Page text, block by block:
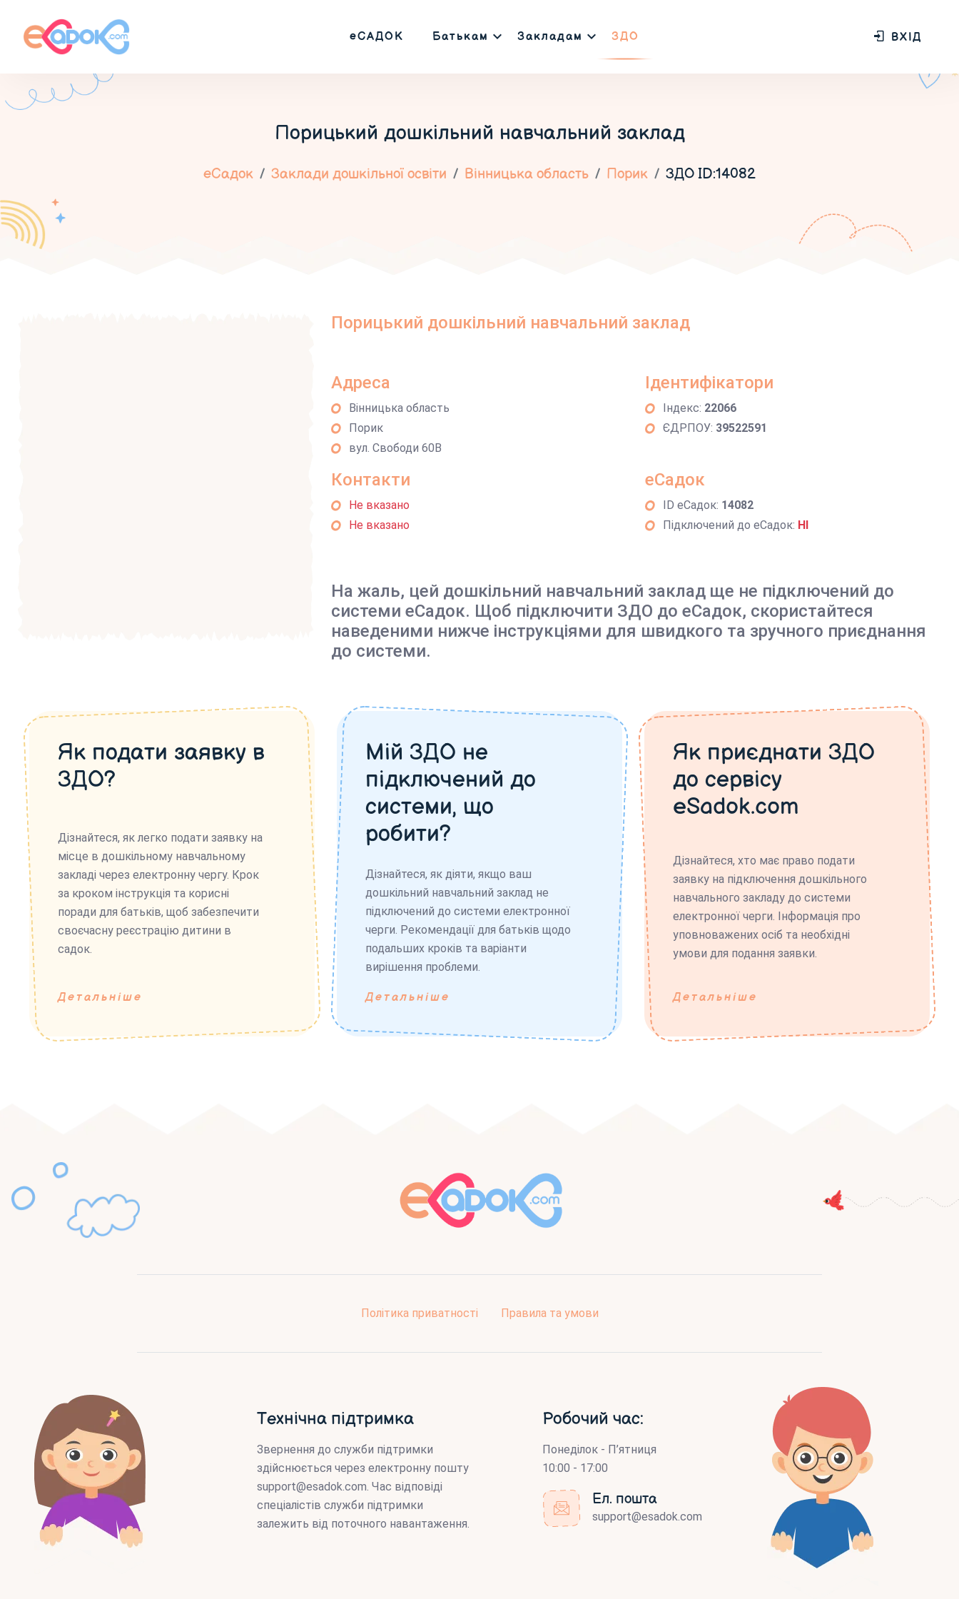
еСАДОК Батькам Закладам ЗДО ВХІД
Порицький дошкільний навчальний заклад
еСадок Заклади дошкільної освіти Вінницька область Порик ЗДО ID:14082
Порицький дошкільний навчальний заклад
Адреса
Вінницька область
Порик
вул. Свободи 60В
Ідентифікатори
Індекс: 22066
ЄДРПОУ: 39522591
Контакти
Не вказано
Не вказано
еСадок
ID еСадок: 14082
Підключений до еСадок: НІ
На жаль, цей дошкільний навчальний заклад ще не підключений до
системи еСадок. Щоб підключити ЗДО до еСадок, скористайтеся
наведеними нижче інструкціями для швидкого та зручного приєднання
до системи.
Як подати заявку в
ЗДО?
Дізнайтеся, як легко подати заявку на
місце в дошкільному навчальному
закладі через електронну чергу. Крок
за кроком інструкція та корисні
поради для батьків, щоб забезпечити
своєчасну реєстрацію дитини в
садок.
Детальніше
Мій ЗДО не
підключений до
системи, що
робити?
Дізнайтеся, як діяти, якщо ваш
дошкільний навчальний заклад не
підключений до системи електронної
черги. Рекомендації для батьків щодо
подальших кроків та варіанти
вирішення проблеми.
Детальніше
Як приєднати ЗДО
до сервісу
eSadok.com
Дізнайтеся, хто має право подати
заявку на підключення дошкільного
навчального закладу до системи
електронної черги. Інформація про
уповноважених осіб та необхідні
умови для подання заявки.
Детальніше
Політика приватності Правила та умови
Технічна підтримка
Звернення до служби підтримки
здійснюється через електронну пошту
support@esadok.com. Час відповіді
спеціалістів служби підтримки
залежить від поточного навантаження.
Робочий час:
Понеділок - П’ятниця
10:00 - 17:00
Ел. пошта
support@esadok.com